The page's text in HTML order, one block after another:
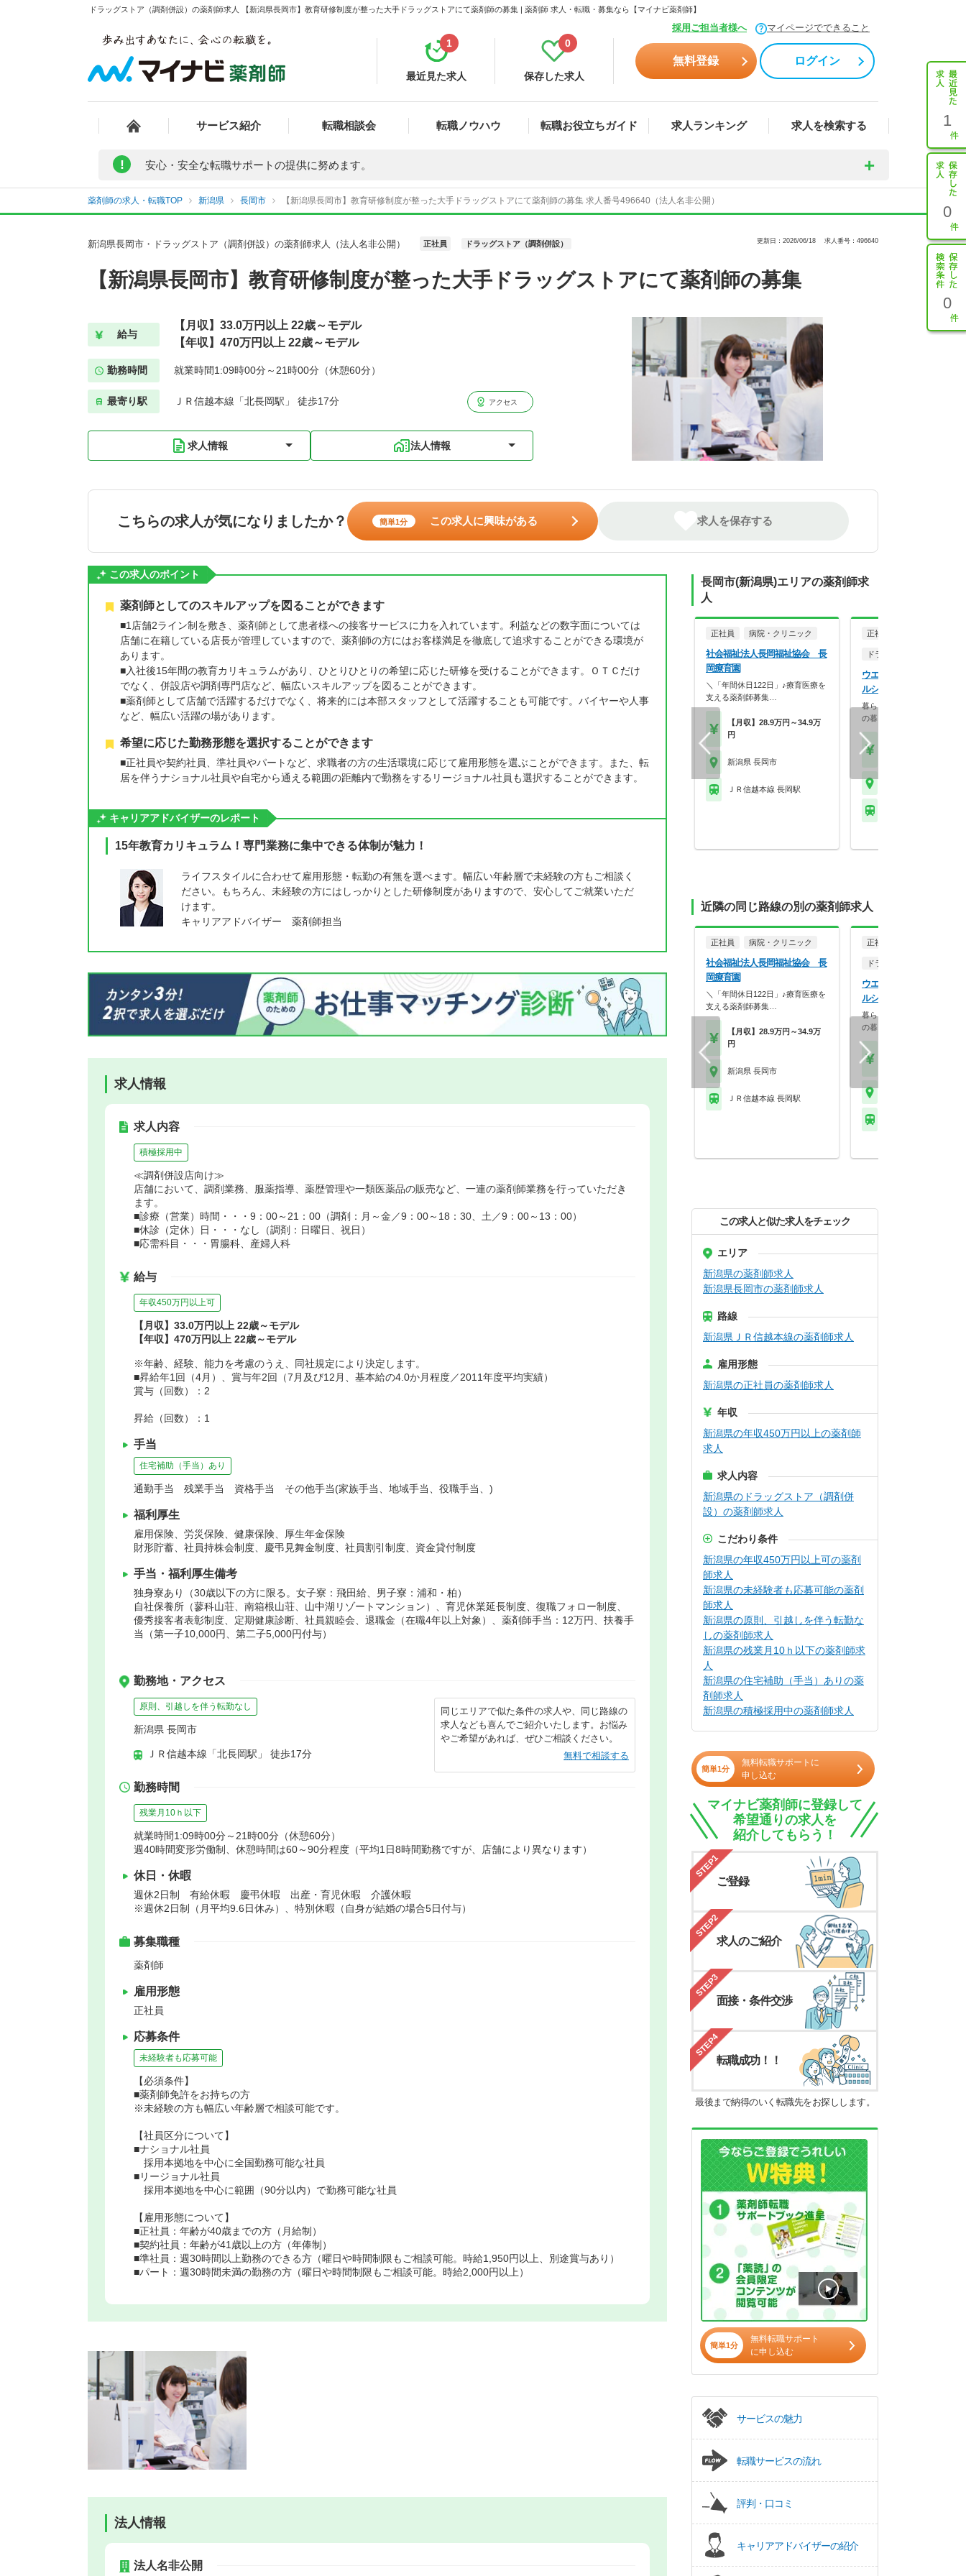
ドラッグストア（調剤併設）の薬剤師求人 【新潟県長岡市】教育研修制度が整った大手ドラッグストアにて薬剤師の募集 | 薬剤師 求人・転職・募集なら【マイナビ薬剤師】
採用ご担当者様へ マイページでできること
最近見た求人
1
保存した求人
0
無料登録 ログイン
サービス紹介 転職相談会 転職ノウハウ 転職お役立ちガイド 求人ランキング 求人を検索する 1
0
0
! 安心・安全な転職サポートの提供に努めます。
薬剤師の求人・転職TOP 新潟県 長岡市 【新潟県長岡市】教育研修制度が整った大手ドラッグストアにて薬剤師の募集 求人番号496640（法人名非公開）
新潟県長岡市・ドラッグストア（調剤併設）の薬剤師求人（法人名非公開） 正社員 ドラッグストア（調剤併設） 更新日：2026/06/18 求人番号：496640
【新潟県長岡市】教育研修制度が整った大手ドラッグストアにて薬剤師の募集
給与
【月収】33.0万円以上 22歳～モデル
【年収】470万円以上 22歳～モデル
勤務時間 就業時間1:09時00分～21時00分（休憩60分）
最寄り駅 ＪＲ信越本線「北長岡駅」 徒歩17分 アクセス
求人情報 法人情報
こちらの求人が気になりましたか？ 簡単1分 この求人に興味がある 求人を保存する
この求人のポイント
薬剤師としてのスキルアップを図ることができます
■1店舗2ライン制を敷き、薬剤師として患者様への接客サービスに力を入れています。利益などの数字面については
店舗に在籍している店長が管理していますので、薬剤師の方にはお客様満足を徹底して追求することができる環境が
あります。
■入社後15年間の教育カリキュラムがあり、ひとりひとりの希望に応じた研修を受けることができます。ＯＴＣだけ
でなく、併設店や調剤専門店など、幅広いスキルアップを図ることができます。
■薬剤師として店舗で活躍するだけでなく、将来的には本部スタッフとして活躍することも可能です。バイヤーや人事
など、幅広い活躍の場があります。
希望に応じた勤務形態を選択することができます
■正社員や契約社員、準社員やパートなど、求職者の方の生活環境に応じて雇用形態を選ぶことができます。また、転
居を伴うナショナル社員や自宅から通える範囲の距離内で勤務をするリージョナル社員も選択することができます。
キャリアアドバイザーのレポート
15年教育カリキュラム！専門業務に集中できる体制が魅力！
ライフスタイルに合わせて雇用形態・転勤の有無を選べます。幅広い年齢層で未経験の方もご相談く
ださい。もちろん、未経験の方にはしっかりとした研修制度がありますので、安心してご就業いただ
けます。
キャリアアドバイザー 薬剤師担当
求人情報
求人内容
積極採用中
≪調剤併設店向け≫
店舗において、調剤業務、服薬指導、薬歴管理や一類医薬品の販売など、一連の薬剤師業務を行っていただき
ます。
■診療（営業）時間・・・9：00～21：00（調剤：月～金／9：00～18：30、土／9：00～13：00）
■休診（定休）日・・・なし（調剤：日曜日、祝日）
■応需科目・・・胃腸科、産婦人科
給与
年収450万円以上可
【月収】33.0万円以上 22歳～モデル
【年収】470万円以上 22歳～モデル
※年齢、経験、能力を考慮のうえ、同社規定により決定します。
■昇給年1回（4月）、賞与年2回（7月及び12月、基本給の4.0か月程度／2011年度平均実績）
賞与（回数）：2
昇給（回数）：1
手当
住宅補助（手当）あり
通勤手当 残業手当 資格手当 その他手当(家族手当、地域手当、役職手当、)
福利厚生
雇用保険、労災保険、健康保険、厚生年金保険
財形貯蓄、社員持株会制度、慶弔見舞金制度、社員割引制度、資金貸付制度
手当・福利厚生備考
独身寮あり（30歳以下の方に限る。女子寮：飛田給、男子寮：浦和・柏）
自社保養所（蓼科山荘、南箱根山荘、山中湖リゾートマンション）、育児休業延長制度、復職フォロー制度、
優秀接客者表彰制度、定期健康診断、社員親睦会、退職金（在職4年以上対象）、薬剤師手当：12万円、扶養手
当（第一子10,000円、第二子5,000円付与）
勤務地・アクセス
原則、引越しを伴う転勤なし
新潟県 長岡市
ＪＲ信越本線「北長岡駅」 徒歩17分
同じエリアで似た条件の求人や、同じ路線の
求人なども喜んでご紹介いたします。お悩み
やご希望があれば、ぜひご相談ください。
無料で相談する
勤務時間
残業月10ｈ以下
就業時間1:09時00分～21時00分（休憩60分）
週40時間変形労働制、休憩時間は60～90分程度（平均1日8時間勤務ですが、店舗により異なります）
休日・休暇
週休2日制 有給休暇 慶弔休暇 出産・育児休暇 介護休暇
※週休2日制（月平均9.6日休み）、特別休暇（自身が結婚の場合5日付与）
募集職種
薬剤師
雇用形態
正社員
応募条件
未経験者も応募可能
【必須条件】
■薬剤師免許をお持ちの方
※未経験の方も幅広い年齢層で相談可能です。
【社員区分について】
■ナショナル社員
採用本拠地を中心に全国勤務可能な社員
■リージョナル社員
採用本拠地を中心に範囲（90分以内）で勤務可能な社員
【雇用形態について】
■正社員：年齢が40歳までの方（月給制）
■契約社員：年齢が41歳以上の方（年俸制）
■準社員：週30時間以上勤務のできる方（曜日や時間制限もご相談可能。時給1,950円以上、別途賞与あり）
■パート：週30時間未満の勤務の方（曜日や時間制限もご相談可能。時給2,000円以上）
法人情報
法人名非公開
長岡市(新潟県)エリアの薬剤師求
人
正社員 病院・クリニック
社会福祉法人長岡福祉協会 長
岡療育園
＼「年間休日122日」♪療育医療を
支える薬剤師募集…
【月収】28.9万円～34.9万
円
新潟県 長岡市
ＪＲ信越本線 長岡駅
正社員
ドラッグストア（調剤併設
ウエルシア薬局株式会社
ルシア長岡稲葉町店
暮らしを支える仕事だから、
の暮らしも大切に。業…
近隣の同じ路線の別の薬剤師求人
正社員 病院・クリニック
社会福祉法人長岡福祉協会 長
岡療育園
＼「年間休日122日」♪療育医療を
支える薬剤師募集…
【月収】28.9万円～34.9万
円
新潟県 長岡市
ＪＲ信越本線 長岡駅
正社員
ドラッグストア（調剤併設
ウエルシア薬局株式会社
ルシア長岡稲葉町店
暮らしを支える仕事だから、
の暮らしも大切に。業…
この求人と似た求人をチェック
エリア
新潟県の薬剤師求人
新潟県長岡市の薬剤師求人
路線
新潟県ＪＲ信越本線の薬剤師求人
雇用形態
新潟県の正社員の薬剤師求人
年収
新潟県の年収450万円以上の薬剤師
求人
求人内容
新潟県のドラッグストア（調剤併
設）の薬剤師求人
こだわり条件
新潟県の年収450万円以上可の薬剤
師求人
新潟県の未経験者も応募可能の薬剤
師求人
新潟県の原則、引越しを伴う転勤な
しの薬剤師求人
新潟県の残業月10ｈ以下の薬剤師求
人
新潟県の住宅補助（手当）ありの薬
剤師求人
新潟県の積極採用中の薬剤師求人
簡単1分
無料転職サポートに
申し込む
マイナビ薬剤師に登録して
希望通りの求人を
紹介してもらう！
STEP1
ご登録
STEP2
求人のご紹介
STEP3
面接・条件交渉
STEP4
転職成功！！
最後まで納得のいく転職先をお探しします。
簡単1分
無料転職サポート
に申し込む
サービスの魅力
転職サービスの流れ
評判・口コミ
キャリアアドバイザーの紹介